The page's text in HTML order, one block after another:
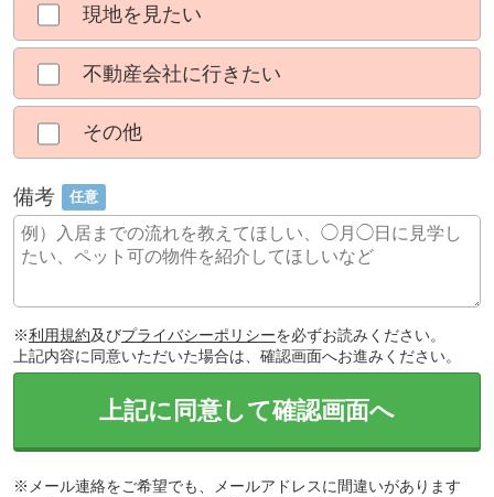
現地を見たい
不動産会社に行きたい
その他
備考 任意
※利用規約及びプライバシーポリシーを必ずお読みください。
上記内容に同意いただいた場合は、確認画面へお進みください。
上記に同意して確認画面へ
※メール連絡をご希望でも、メールアドレスに間違いがあります